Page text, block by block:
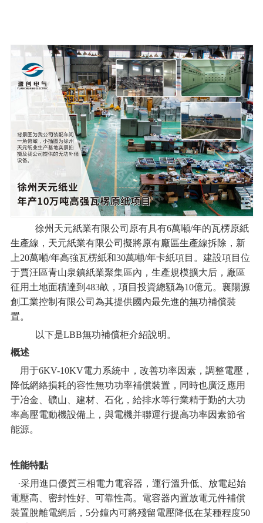
徐州天元紙業有限公司原有具有6萬噸/年的瓦楞原紙
生產線，天元紙業有限公司擬將原有廠區生產線拆除，新
上20萬噸/年高強瓦楞紙和30萬噸/年卡紙項目。建設項目位
于賈汪區青山泉鎮紙業聚集區內，生產規模擴大后，廠區
征用土地面積達到483畝，項目投資總額為10億元。襄陽源
創工業控制有限公司為其提供國內最先進的無功補償裝
置。
以下是LBB無功補償柜介紹說明。
概述
用于6KV-10KV電力系統中，改善功率因素，調整電壓，
降低網絡損耗的容性無功功率補償裝置，同時也廣泛應用
于冶金、礦山、建材、石化，給排水等行業精于勤的大功
率高壓電動機設備上，與電機并聯運行提高功率因素節省
能源。
性能特點
·采用進口優質三相電力電容器，運行溫升低、放電起始
電壓高、密封性好、可靠性高。電容器內置放電元件補償
裝置脫離電網后，5分鐘內可將殘留電壓降低在某種程度50